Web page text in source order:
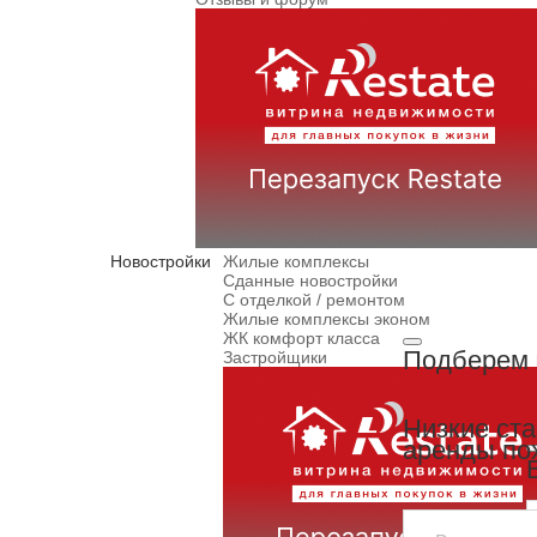
Новостройки
Жилые комплексы
Сданные новостройки
С отделкой / ремонтом
Жилые комплексы эконом
ЖК комфорт класса
Застройщики
Подберем
Низкие
аренды